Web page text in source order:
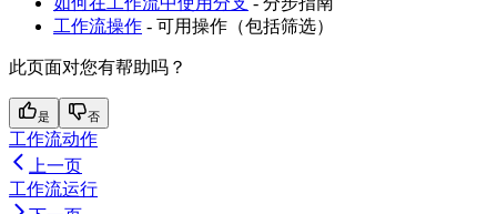
工作流操作 - 可用操作（包括筛选）
此页面对您有帮助吗？
是 否
工作流动作
上一页
工作流运行